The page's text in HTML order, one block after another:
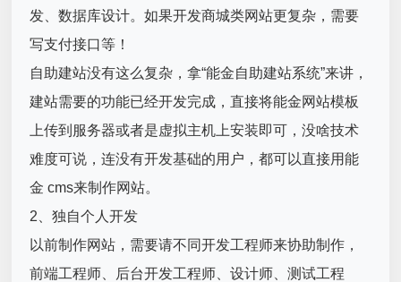
发、数据库设计。如果开发商城类网站更复杂，需要
写支付接口等！
自助建站没有这么复杂，拿“能金自助建站系统”来讲，
建站需要的功能已经开发完成，直接将能金网站模板
上传到服务器或者是虚拟主机上安装即可，没啥技术
难度可说，连没有开发基础的用户，都可以直接用能
金 cms来制作网站。
2、独自个人开发
以前制作网站，需要请不同开发工程师来协助制作，
前端工程师、后台开发工程师、设计师、测试工程